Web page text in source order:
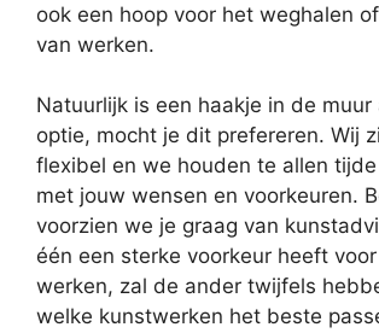
ook een hoop voor het weghalen
van werken.
Natuurlijk is een haakje in de muur
optie, mocht je dit prefereren. Wij
flexibel en we houden te allen
met jouw wensen en voorkeuren.
voorzien we je graag van
één een sterke voorkeur heeft
werken, zal de ander twijfels
welke kunstwerken het beste